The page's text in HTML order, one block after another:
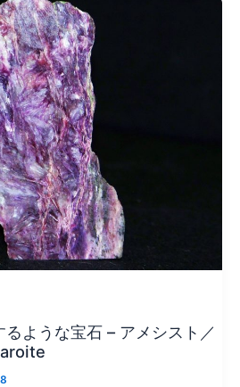
るような宝石 – アメシスト／